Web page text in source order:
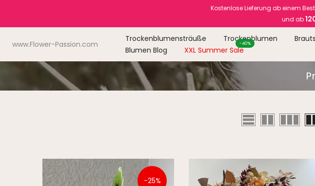
Kostenlose Lieferung ab einem
und ab
www.Flower-Passion.com
Trockenblumensträuße Trockenblumen
Blumen Blog
XXL Summer Sale
-40%
-25%